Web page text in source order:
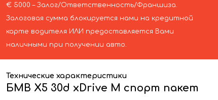
€ 5000 – Залог/Ответственность/Франшиза.
Залоговая сумма блокируется нами на кредитной
карте водителя ИЛИ предоставляется Вами
наличными при получении авто.
Технические характеристики
БМВ X5 30d xDrive M спорт пакет